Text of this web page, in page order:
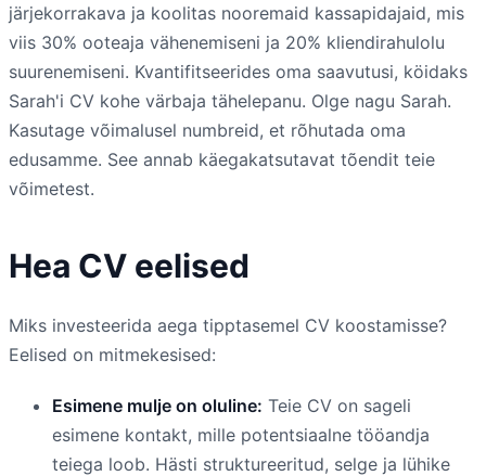
järjekorrakava ja koolitas nooremaid kassapidajaid, mis
viis 30% ooteaja vähenemiseni ja 20% kliendirahulolu
suurenemiseni. Kvantifitseerides oma saavutusi, köidaks
Sarah'i CV kohe värbaja tähelepanu. Olge nagu Sarah.
Kasutage võimalusel numbreid, et rõhutada oma
edusamme. See annab käegakatsutavat tõendit teie
võimetest.
Hea CV eelised
Miks investeerida aega tipptasemel CV koostamisse?
Eelised on mitmekesised:
Esimene mulje on oluline: Teie CV on sageli
esimene kontakt, mille potentsiaalne tööandja
teiega loob. Hästi struktureeritud, selge ja lühike